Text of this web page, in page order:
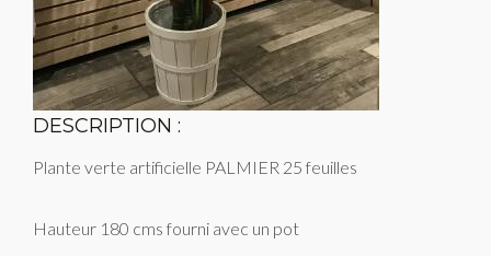
DESCRIPTION :
Plante verte artificielle PALMIER 25 feuilles
Hauteur 180 cms fourni avec un pot